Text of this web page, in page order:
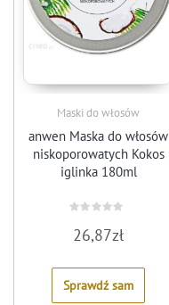
Maski do włosów
anwen Maska do włosów
niskoporowatych Kokos
iglinka 180ml
0
out
5
26,87zł
Sprawdź sam